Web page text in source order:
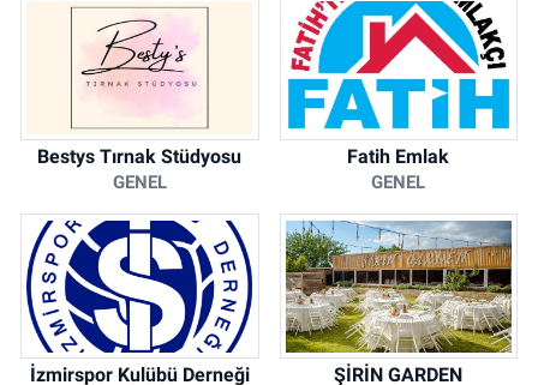
Bestys Tırnak Stüdyosu
GENEL
Fatih Emlak
GENEL
İzmirspor Kulübü Derneği ŞİRİN GARDEN